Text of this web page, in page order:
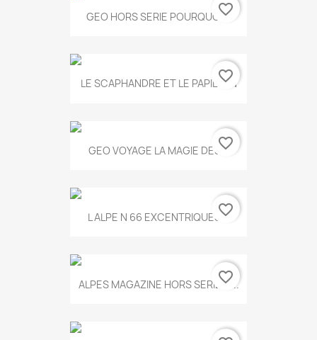
GEO HORS SERIE POURQUOI...
favorite_border
LE SCAPHANDRE ET LE PAPILLON
favorite_border
GEO VOYAGE LA MAGIE DES...
favorite_border
L ALPE N 66 EXCENTRIQUES...
favorite_border
ALPES MAGAZINE HORS SERIE N...
favorite_border